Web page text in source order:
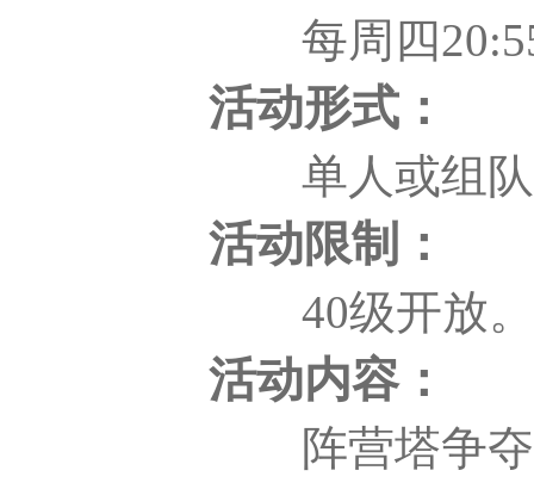
每周四
活动形式：
单人或组队
活动限制：
40级开放。
活动内容：
阵营塔争夺